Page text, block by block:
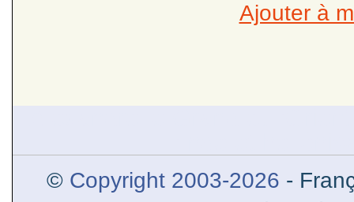
Ajouter à
© Copyright 2003-2026 -